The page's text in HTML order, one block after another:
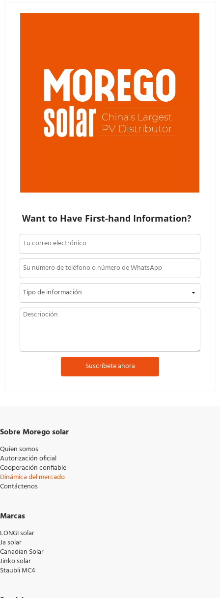
Want to Have First-hand Information?
Suscríbete ahora
Sobre Morego solar
Quien somos
Autorización oficial
Cooperación confiable
Dinámica del mercado
Contáctenos
Marcas
LONGI solar
Ja solar
Canadian Solar
Jinko solar
Staubli MC4